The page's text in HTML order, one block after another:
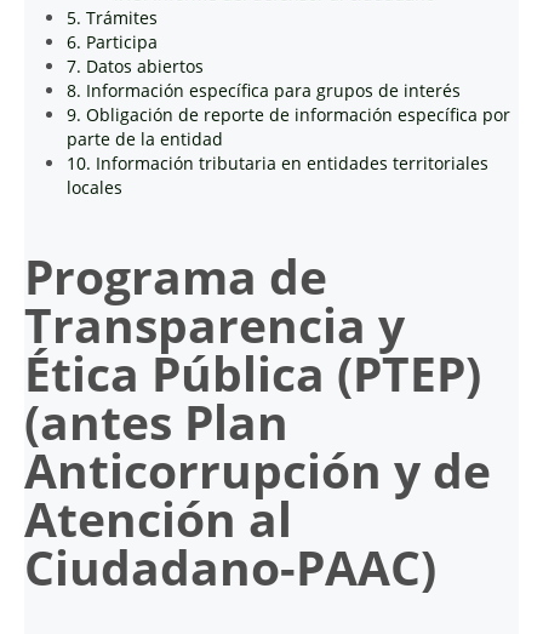
5. Trámites
6. Participa
7. Datos abiertos
8. Información específica para grupos de interés
9. Obligación de reporte de información específica por
parte de la entidad
10. Información tributaria en entidades territoriales
locales
Programa de
Transparencia y
Ética Pública (PTEP)
(antes Plan
Anticorrupción y de
Atención al
Ciudadano-PAAC)